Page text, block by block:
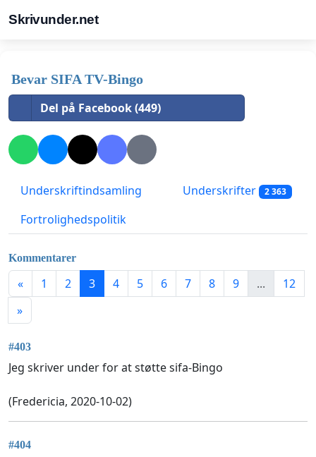
Skrivunder.net
Bevar SIFA TV-Bingo
Del på Facebook (449)
Underskriftindsamling Underskrifter 2 363
Fortrolighedspolitik
Kommentarer
« 1 2 3 4 5 6 7 8 9 ...
12
»
#403
Jeg skriver under for at støtte sifa-Bingo
(Fredericia, 2020-10-02)
#404